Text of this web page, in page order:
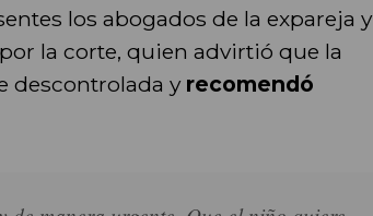
los abogados de la expareja y
la corte, quien advirtió que la
descontrolada yrecomendó